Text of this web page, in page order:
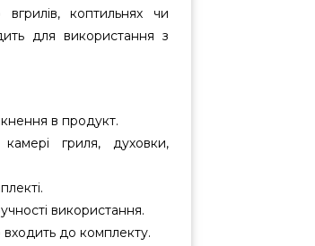
коптильнях чи
для використання з
в продукт.
гриля, духовки,
використання.
входить до комплекту.